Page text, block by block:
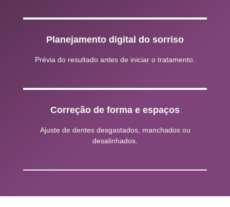
Planejamento digital do sorriso
Prévia do resultado antes de iniciar o tratamento.
Correção de forma e espaços
Ajuste de dentes desgastados, manchados ou
desalinhados.